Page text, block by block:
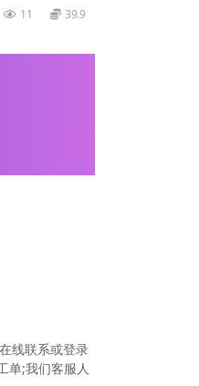
11 39.9
线联系或登录
单;我们客服人